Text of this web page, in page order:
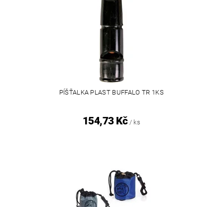
PÍŠŤALKA PLAST BUFFALO TR 1KS
154,73 Kč / ks